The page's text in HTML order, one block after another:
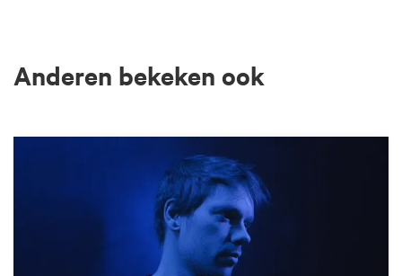
Anderen bekeken ook